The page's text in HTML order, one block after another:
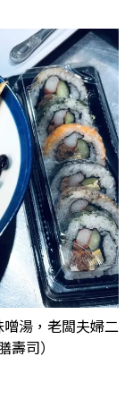
湯，老闆夫婦二
司）